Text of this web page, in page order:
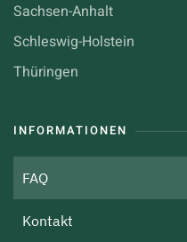
Sachsen-Anhalt
Schleswig-Holstein
Thüringen
INFORMATIONEN
FAQ
Kontakt